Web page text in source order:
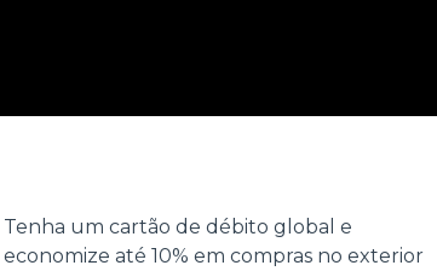
Tenha um cartão de débito global e
economize até 10% em compras no exterior